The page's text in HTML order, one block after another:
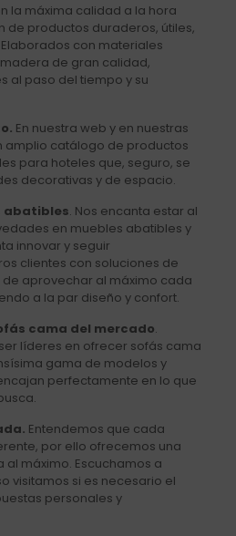
la máxima calidad a la hora
de productos duraderos, útiles,
con materiales
de gran calidad,
al paso del tiempo y su
En nuestra web y en nuestras
amplio catálogo de productos
para hoteles que, seguro, se
decorativas y de espacio.
abatibles. Nos encanta estar al
en muebles abatibles y
innovar y seguir
clientes con soluciones de
aprovechar al máximo cada
a la par diseño y confort.
cama del mercado.
líderes en ofrecer sofás cama
gama de modelos y
perfectamente en lo que
Entendemos que cada
por ello ofrecemos una
máximo. Escuchamos a
visitamos si es necesario el
personales y